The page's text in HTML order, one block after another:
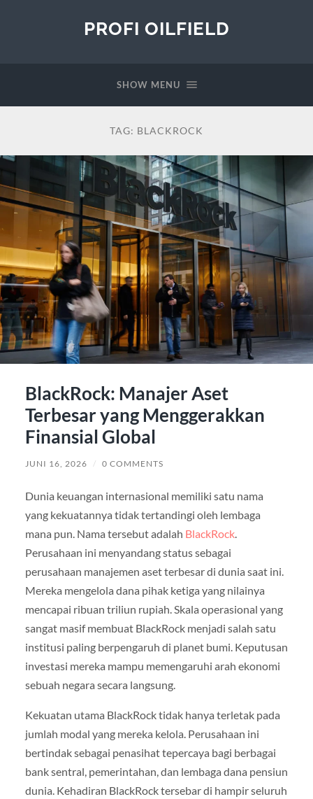
PROFI OILFIELD
SHOW MENU
TAG: BLACKROCK
BlackRock: Manajer Aset
Terbesar yang Menggerakkan
Finansial Global
JUNI 16, 2026 / 0 COMMENTS
Dunia keuangan internasional memiliki satu nama
yang kekuatannya tidak tertandingi oleh lembaga
mana pun. Nama tersebut adalah BlackRock.
Perusahaan ini menyandang status sebagai
perusahaan manajemen aset terbesar di dunia saat ini.
Mereka mengelola dana pihak ketiga yang nilainya
mencapai ribuan triliun rupiah. Skala operasional yang
sangat masif membuat BlackRock menjadi salah satu
institusi paling berpengaruh di planet bumi. Keputusan
investasi mereka mampu memengaruhi arah ekonomi
sebuah negara secara langsung.
Kekuatan utama BlackRock tidak hanya terletak pada
jumlah modal yang mereka kelola. Perusahaan ini
bertindak sebagai penasihat tepercaya bagi berbagai
bank sentral, pemerintahan, dan lembaga dana pensiun
dunia. Kehadiran BlackRock tersebar di hampir seluruh